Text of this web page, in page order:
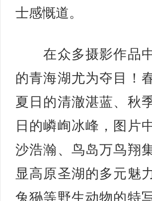
士感慨道。
在众多摄影作品中
的青海湖尤为夺目！
夏日的清澈湛蓝、秋
日的嶙峋冰峰，图片
沙浩瀚、鸟岛万鸟翔
显高原圣湖的多元魅
兔狲等野生动物的特